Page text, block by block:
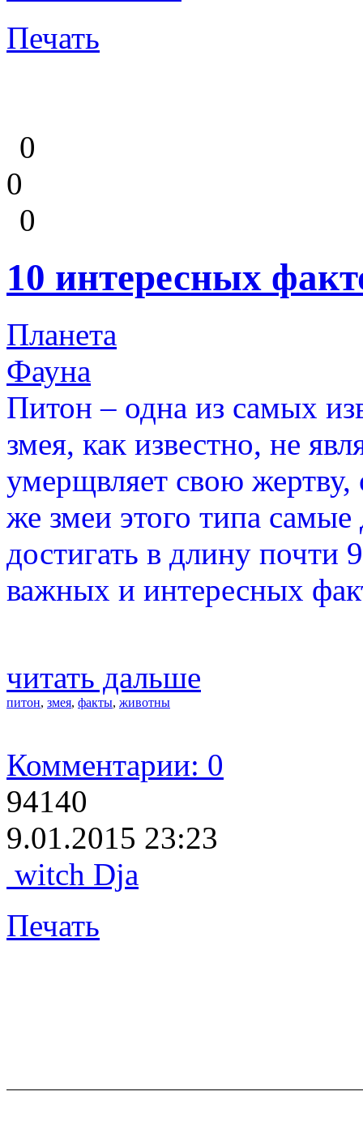
Печать
0
0
0
10 интересных
Планета
Фауна
Питон – одна из самых
змея, как известно, не
умерщвляет свою
же змеи этого типа
достигать в длину почти
важных и интересных
читать дальше
питон, змея, факты, животны
Комментарии: 0
94140
9.01.2015 23:23
witch Dja
Печать